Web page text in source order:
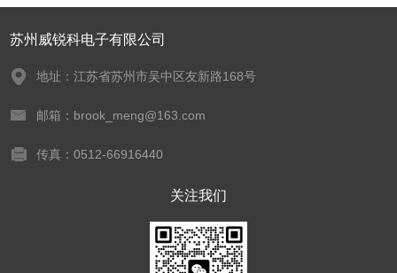
苏州威锐科电子有限公司
地址：江苏省苏州市吴中区友新路168号
邮箱：brook_meng@163.com
传真：0512-66916440
关注我们